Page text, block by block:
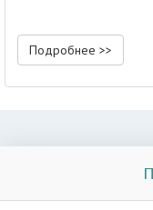
Подробнее >>